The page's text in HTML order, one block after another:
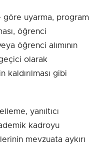
göre uyarma, program
öğrenci
öğrenci alımının
olarak
kaldırılması gibi
yanıltıcı
kadroyu
mevzuata aykırı